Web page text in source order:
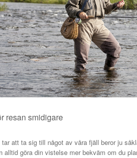
resan smidigare
tar att ta sig till något av våra fjäll beror ju
alltid göra din vistelse mer bekväm om du